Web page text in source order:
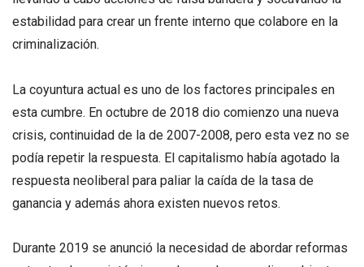
estabilidad para crear un frente interno que colabore en la
criminalización.
La coyuntura actual es uno de los factores principales en
esta cumbre. En octubre de 2018 dio comienzo una nueva
crisis, continuidad de la de 2007-2008, pero esta vez no se
podía repetir la respuesta. El capitalismo había agotado la
respuesta neoliberal para paliar la caída de la tasa de
ganancia y además ahora existen nuevos retos.
Durante 2019 se anunció la necesidad de abordar reformas